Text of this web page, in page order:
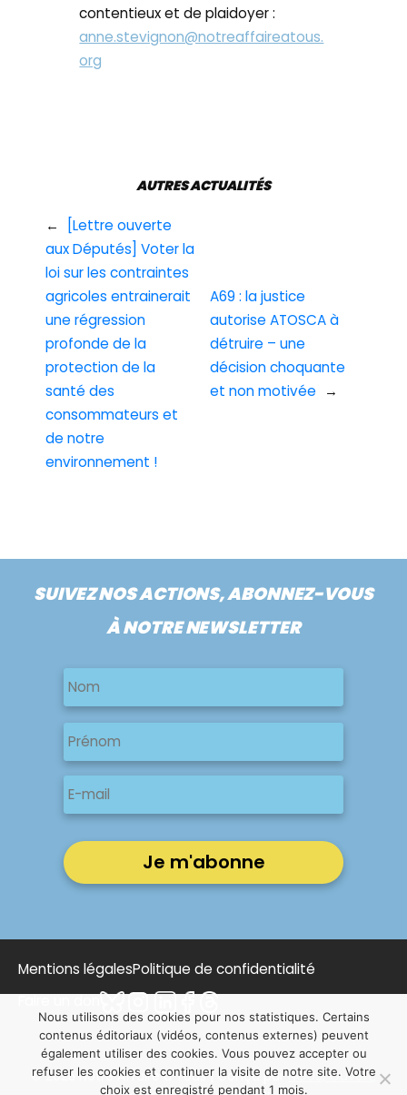
contentieux et de plaidoyer :
anne.stevignon@notreaffaireatous.
org
←
[Lettre ouverte
aux Députés] Voter la
loi sur les contraintes
agricoles entrainerait
une régression
profonde de la
protection de la
santé des
consommateurs et
de notre
environnement !
AUTRES ACTUALITÉS
A69 : la justice
autorise ATOSCA à
détruire – une
décision choquante
et non motivée
→
SUIVEZ NOS ACTIONS, ABONNEZ-VOUS
À NOTRE NEWSLETTER
Nom
Nom
Nom
Prénom
E-
mail
Mentions légalesPolitique de confidentialité
Faire un don
© 2025 Notre Affaire à Tous | Conçu parNOUS, Ouvert,
Nous utilisons des cookies pour nos statistiques. Certains
contenus éditoriaux (vidéos, contenus externes) peuvent
également utiliser des cookies. Vous pouvez accepter ou
refuser les cookies et continuer la visite de notre site. Votre
choix est enregistré pendant 1 mois.